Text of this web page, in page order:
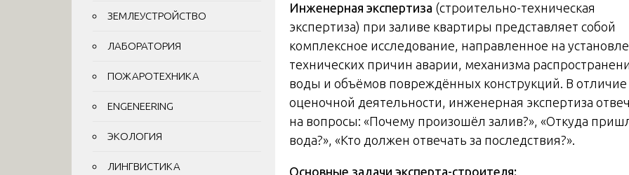
Инженерная экспертиза (строительно-техническая
экспертиза) при заливе квартиры представляет собой
комплексное исследование, направленное на
технических причин аварии, механизма
воды и объёмов повреждённых конструкций. В отличие
оценочной деятельности, инженерная экспертиза
на вопросы: «Почему произошёл залив?», «Откуда
вода?», «Кто должен отвечать за последствия?».
Основные задачи эксперта-строителя:
ЗЕМЛЕУСТРОЙСТВО
ЛАБОРАТОРИЯ
ПОЖАРОТЕХНИКА
ENGENEERING
ЭКОЛОГИЯ
ЛИНГВИСТИКА